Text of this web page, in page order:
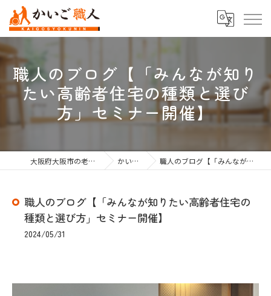
職人のブログ【「みんなが知り
たい高齢者住宅の種類と選び
方」セミナー開催】
大阪府大阪市の老人ホーム紹介なら株式会社かいご職人 かいご職人のブログ 職人のブログ【「みんなが知りたい高齢者住宅の種類と選び方」セミナー開催】
職人のブログ【「みんなが知りたい高齢者住宅の
種類と選び方」セミナー開催】
2024/05/31